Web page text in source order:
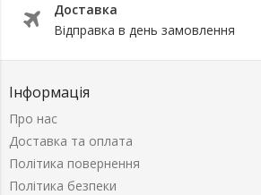
Доставка
Відправка в день замовлення
Інформація
Про нас
Доставка та оплата
Політика повернення
Політика безпеки